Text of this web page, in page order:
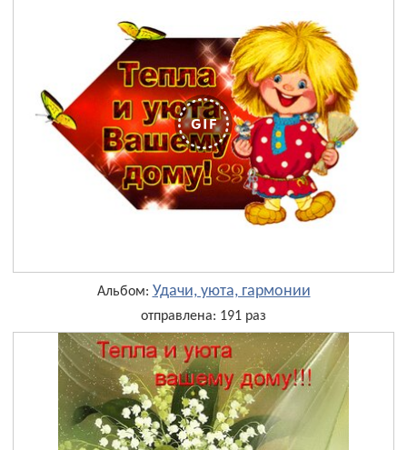
Альбом: Удачи, уюта, гармонии
отправлена: 191 раз